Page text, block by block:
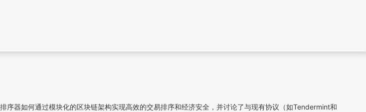
器如何通过模块化的区块链架构实现高效的交易排序和经济安全，并讨论了与现有协议（如Tendermint和